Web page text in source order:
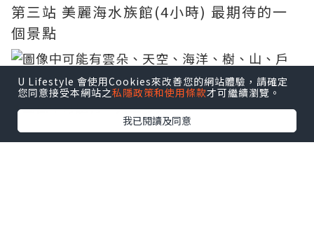
第三站 美麗海水族館(4小時) 最期待的一
個景點
U Lifestyle 會使用Cookies來改善您的網站體驗，請確定
您同意接受本網站之私隱政策和使用條款才可繼續瀏覽。
我已閱讀及同意